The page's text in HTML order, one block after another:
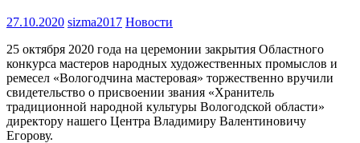
27.10.2020 sizma2017 Новости
25 октября 2020 года на церемонии закрытия Областного
конкурса мастеров народных художественных промыслов и
ремесел «Вологодчина мастеровая» торжественно вручили
свидетельство о присвоении звания «Хранитель
традиционной народной культуры Вологодской области»
директору нашего Центра Владимиру Валентиновичу
Егорову.